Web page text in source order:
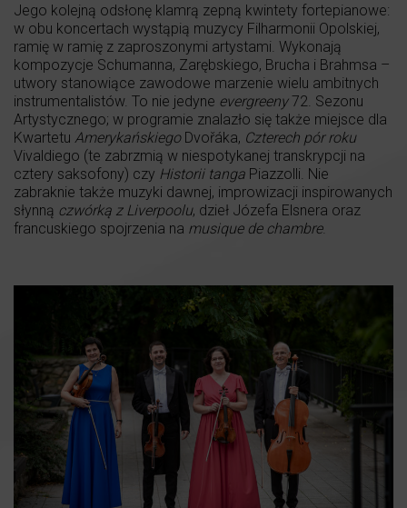
Jego kolejną odsłonę klamrą zepną kwintety fortepianowe:
w obu koncertach wystąpią muzycy Filharmonii Opolskiej,
ramię w ramię z zaproszonymi artystami. Wykonają
kompozycje Schumanna, Zarębskiego, Brucha i Brahmsa –
utwory stanowiące zawodowe marzenie wielu ambitnych
instrumentalistów. To nie jedyne evergreeny72. Sezonu
Artystycznego; w programie znalazło się także miejsce dla
Kwartetu AmerykańskiegoDvořáka, Czterech pór roku
Vivaldiego (te zabrzmią w niespotykanej transkrypcji na
cztery saksofony) czy Historii tanga Piazzolli. Nie
zabraknie także muzyki dawnej, improwizacji inspirowanych
słynną czwórką z Liverpoolu, dzieł Józefa Elsnera oraz
francuskiego spojrzenia na musique de chambre.